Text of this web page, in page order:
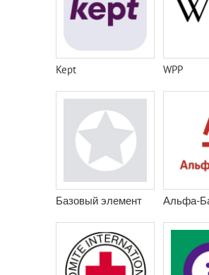
Kept WPP
Базовый элемент Альфа-